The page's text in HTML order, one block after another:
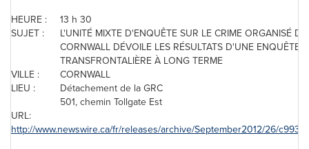
HEURE :
13 h 30
SUJET :
L'UNITÉ MIXTE D'ENQUÊTE SUR LE CRIME ORGANISÉ DE
CORNWALL DÉVOILE LES RÉSULTATS D'UNE ENQUÊTE
TRANSFRONTALIÈRE À LONG TERME
VILLE :
CORNWALL
LIEU :
Détachement de la GRC
501, chemin Tollgate Est
URL:
http://www.newswire.ca/fr/releases/archive/September2012/26/